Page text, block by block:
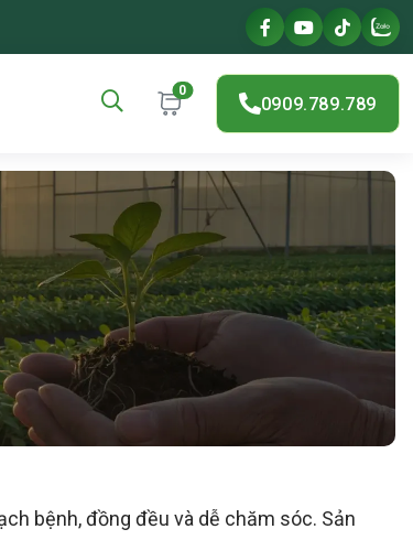
0
0909.789.789
bệnh, đồng đều và dễ chăm sóc. Sản